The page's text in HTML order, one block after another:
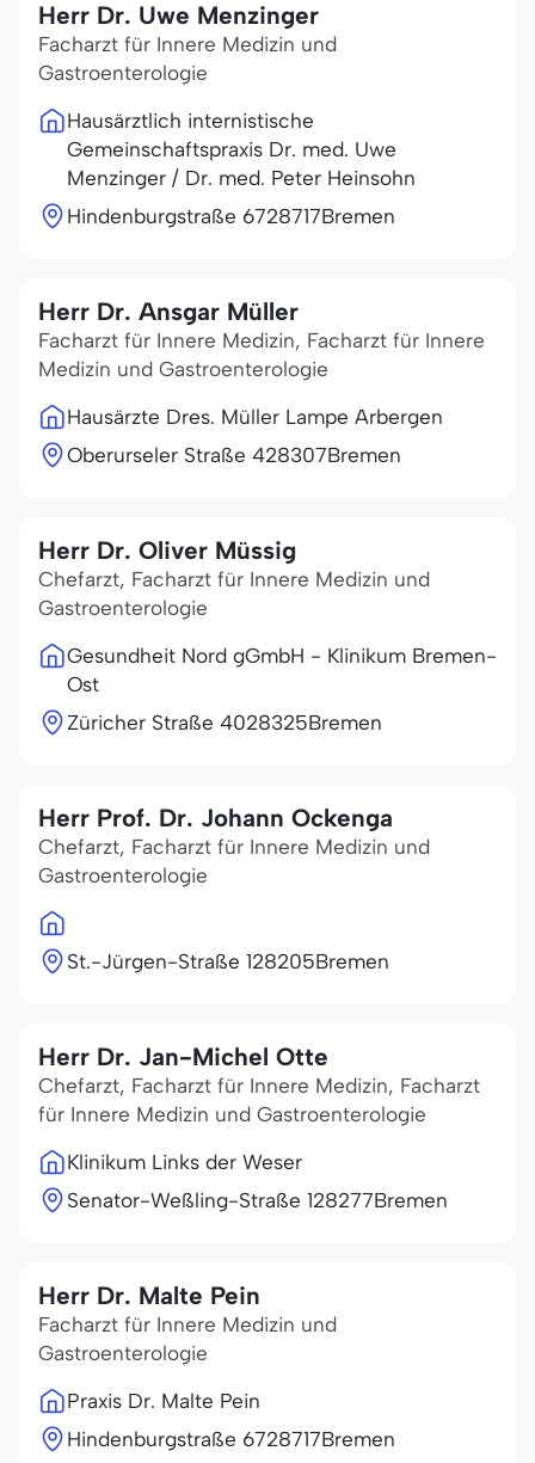
Herr Dr. Uwe Menzinger
Facharzt für Innere Medizin und
Gastroenterologie
Hausärztlich internistische
Gemeinschaftspraxis Dr. med. Uwe
Menzinger / Dr. med. Peter Heinsohn
Hindenburgstraße 6728717Bremen
Herr Dr. Ansgar Müller
Facharzt für Innere Medizin, Facharzt für Innere
Medizin und Gastroenterologie
Hausärzte Dres. Müller Lampe Arbergen
Oberurseler Straße 428307Bremen
Herr Dr. Oliver Müssig
Chefarzt, Facharzt für Innere Medizin und
Gastroenterologie
Gesundheit Nord gGmbH - Klinikum Bremen-
Ost
Züricher Straße 4028325Bremen
Herr Prof. Dr. Johann Ockenga
Chefarzt, Facharzt für Innere Medizin und
Gastroenterologie
St.-Jürgen-Straße 128205Bremen
Herr Dr. Jan-Michel Otte
Chefarzt, Facharzt für Innere Medizin, Facharzt
für Innere Medizin und Gastroenterologie
Klinikum Links der Weser
Senator-Weßling-Straße 128277Bremen
Herr Dr. Malte Pein
Facharzt für Innere Medizin und
Gastroenterologie
Praxis Dr. Malte Pein
Hindenburgstraße 6728717Bremen